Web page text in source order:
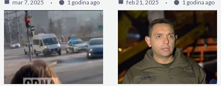
mar 7, 2025 1 godina ago feb 21, 2025 1 godina ago